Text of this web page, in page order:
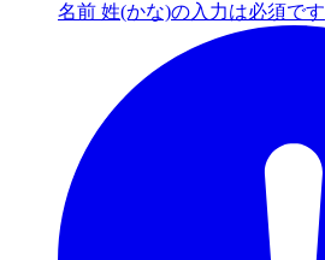
名前 姓(かな)の入力は必須です